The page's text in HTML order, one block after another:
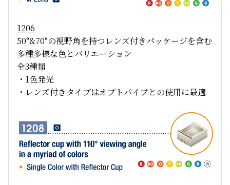
1206
50°&70°の視野角を持つレンズ付きパッケージを含む
多種多様な色とバリエーション
全3種類
・1色発光
・レンズ付きタイプはオプトパイプとの使用に最適